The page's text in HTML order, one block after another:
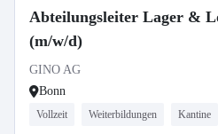
Abteilungsleiter Lager &
(m/w/d)
GINO AG
Bonn
Vollzeit Weiterbildungen Kantine